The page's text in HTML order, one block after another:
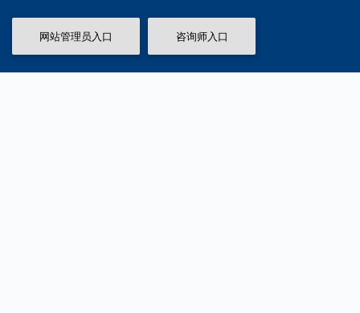
网站管理员入口 咨询师入口